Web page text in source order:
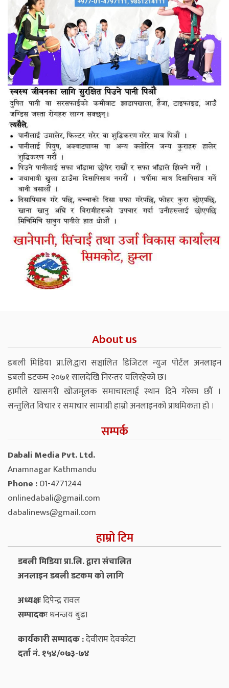
About us
डबली मिडिया प्रा.लि.द्वारा सञ्चालित डिजिटल न्युज पोर्टल अनलाइन
डबली डटकम २०७१ सालदेखि निरन्तर चलिरहेको छ।
हामीले खासगरी खोजमूलक समाचारलाई स्थान दिने गरेका छौं ।
सन्तुलित विचार र समाचार सामाग्री हाम्रो अनलाइनको प्राथमिकता हो ।
सम्पर्क
Dabali Media Pvt. Ltd.
Anamnagar Kathmandu
Phone :01-4771244
onlinedabali@gmail.com
dabalinews@gmail.com
हाम्रो टिम
डबली मिडिया प्रा.लि. द्वारा संचालित
अनलाइन डबली डटकम को लागि
अध्यक्षःदिपेन्द्र रावल
सम्पादकःधनन्‍जय बुढा
कार्यकारी सम्पादक :देवीराम देवकोटा
दर्ता नं. १५४/०७३-७४